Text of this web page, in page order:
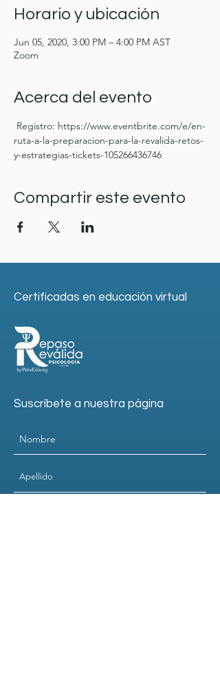
Horario y ubicación
Jun 05, 2020, 3:00 PM – 4:00 PM AST
Zoom
Acerca del evento
Registro: https://www.eventbrite.com/e/en-
ruta-a-la-preparacion-para-la-revalida-retos-
y-estrategias-tickets-105266436746
Compartir este evento
Certificadas en educación virtual
Suscríbete a nuestra página